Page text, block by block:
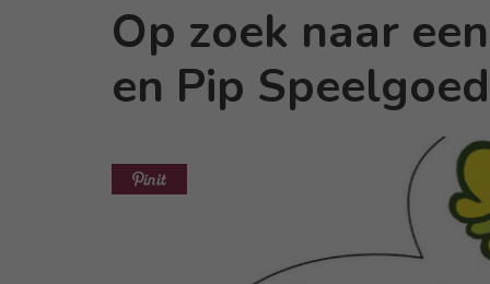
Op zoek naar
en Pip